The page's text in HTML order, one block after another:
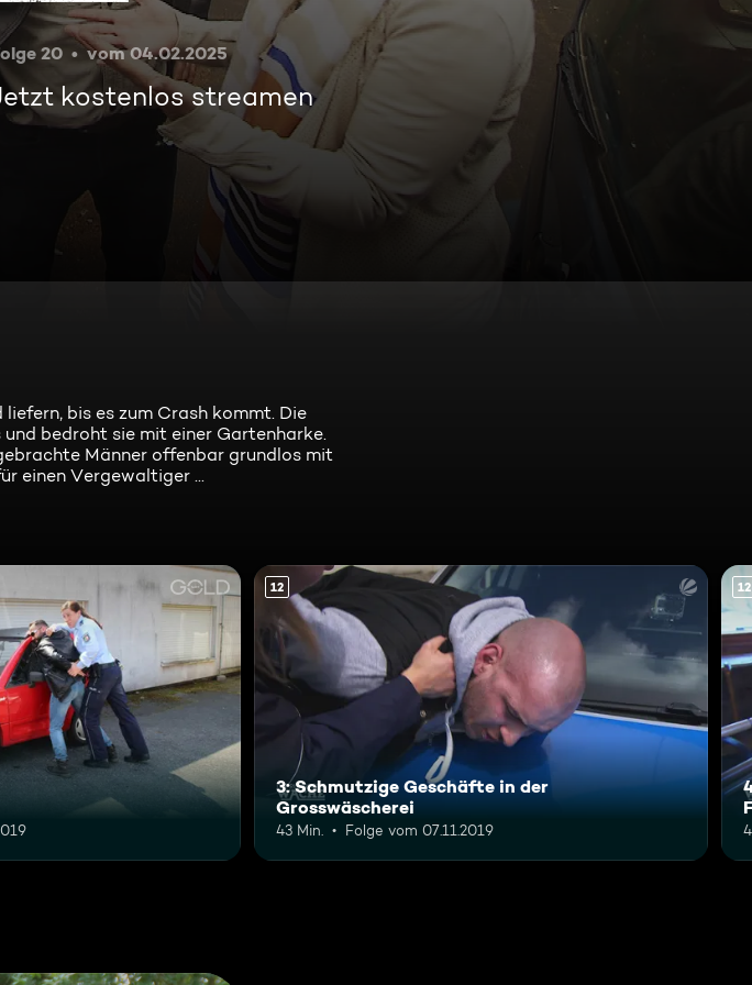
20 vom 04.02.2025
kostenlos streamen
bis es zum Crash kommt. Die
bedroht sie mit einer Gartenharke.
Männer offenbar grundlos mit
einen Vergewaltiger ...
12
3: Schmutzige Geschäfte in der
Grosswäscherei
43 Min. Folge vom 07.11.2019
12